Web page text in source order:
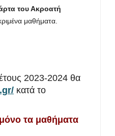
του Ακροατή
μαθήματα.
2023-2024 θα
κατά το
μόνο τα μαθήματα